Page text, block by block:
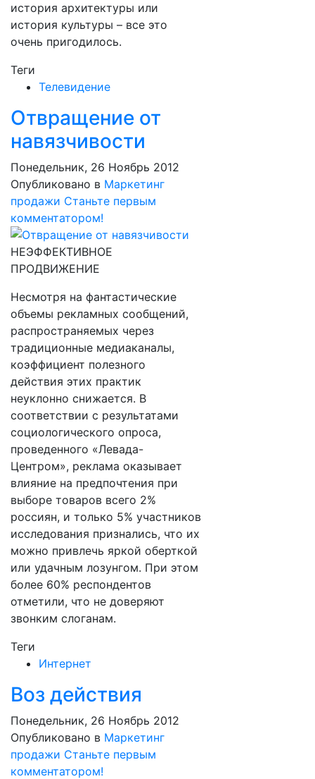
история архитектуры или
история культуры – все это
очень пригодилось.
Теги
Телевидение
Отвращение от
навязчивости
Понедельник, 26 Ноябрь 2012
Опубликовано в Маркетинг
продажи Станьте первым
комментатором!
НЕЭФФЕКТИВНОЕ
ПРОДВИЖЕНИЕ
Несмотря на фантастические
объемы рекламных сообщений,
распространяемых через
традиционные медиаканалы,
коэффициент полезного
действия этих практик
неуклонно снижается. В
соответствии с результатами
социологического опроса,
проведенного «Левада-
Центром», реклама оказывает
влияние на предпочтения при
выборе товаров всего 2%
россиян, и только 5% участников
исследования признались, что их
можно привлечь яркой оберткой
или удачным лозунгом. При этом
более 60% респондентов
отметили, что не доверяют
звонким слоганам.
Теги
Интернет
Воз действия
Понедельник, 26 Ноябрь 2012
Опубликовано в Маркетинг
продажи Станьте первым
комментатором!